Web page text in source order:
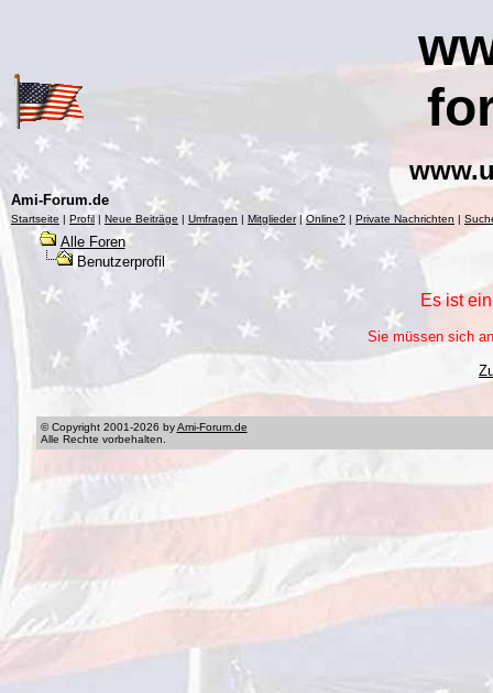
Ami-Forum.de
Startseite | Profil| Neue Beiträge | Umfragen | Mitglieder|Online? | Private Nachrichten |
Alle Foren
Benutzerprofil
Es ist
Sie müssen sich
© Copyright 2001-2026 byAmi-Forum.de
Alle Rechte vorbehalten.